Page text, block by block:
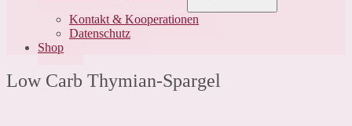
Kontakt & Kooperationen
Datenschutz
Shop
Low Carb Thymian-Spargel